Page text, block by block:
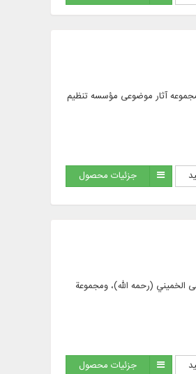
و مجموعه آثار موضوعی مؤسسه تنظیم
جزئیات محصول
والشهيد السيد مصطفى الخميني (رحمه الله)، ومجموعة
جزئیات محصول